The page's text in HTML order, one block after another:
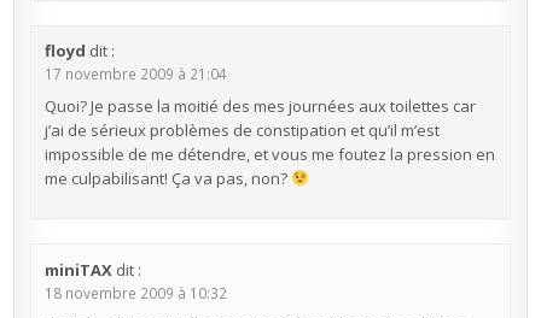
floyd dit :
17 novembre 2009 à 21:04
Quoi? Je passe la moitié des mes journées aux toilettes car
j’ai de sérieux problèmes de constipation et qu’il m’est
impossible de me détendre, et vous me foutez la pression en
me culpabilisant! Ça va pas, non?
miniTAX dit :
18 novembre 2009 à 10:32